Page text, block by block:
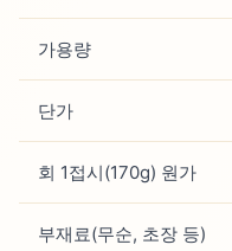
가용량
단가
회 1접시(170g) 원가
부재료(무순, 초장 등)